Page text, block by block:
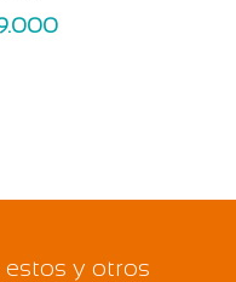
estos y otros